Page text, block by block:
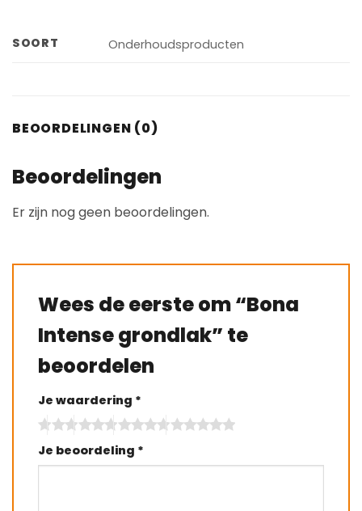
SOORT Onderhoudsproducten
BEOORDELINGEN (0)
Beoordelingen
Er zijn nog geen beoordelingen.
Wees de eerste om “Bona
Intense grondlak” te
beoordelen
Je waardering *
Je beoordeling *